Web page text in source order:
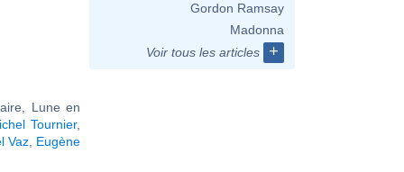
Lune en
Tournier,
Vaz, Eugène
Gordon Ramsay
Madonna
Voir tous les articles
+